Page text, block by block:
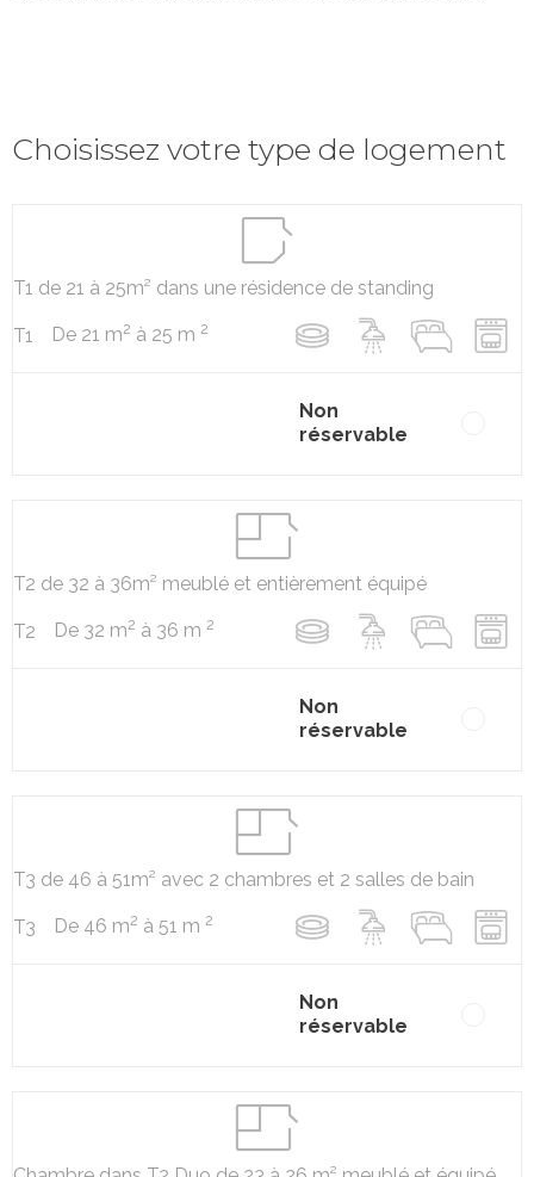
Choisissez votre type de logement
T1 de 21 à 25m² dans une résidence de standing
T1 De 21 m2 à 25 m 2
Non
réservable
T2 de 32 à 36m² meublé et entièrement équipé
T2 De 32 m2 à 36 m 2
Non
réservable
T3 de 46 à 51m² avec 2 chambres et 2 salles de bain
T3 De 46 m2 à 51 m 2
Non
réservable